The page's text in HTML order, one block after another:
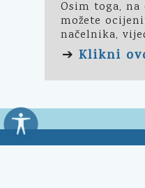
Osim toga,
možete
načelnika,
➔ Klikni